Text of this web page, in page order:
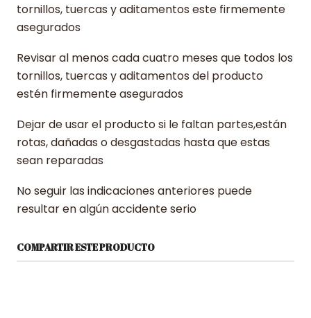
tornillos, tuercas y aditamentos este firmemente
asegurados
Revisar al menos cada cuatro meses que todos los
tornillos, tuercas y aditamentos del producto
estén firmemente asegurados
Dejar de usar el producto si le faltan partes,están
rotas, dañadas o desgastadas hasta que estas
sean reparadas
No seguir las indicaciones anteriores puede
resultar en algún accidente serio
COMPARTIR ESTE PRODUCTO